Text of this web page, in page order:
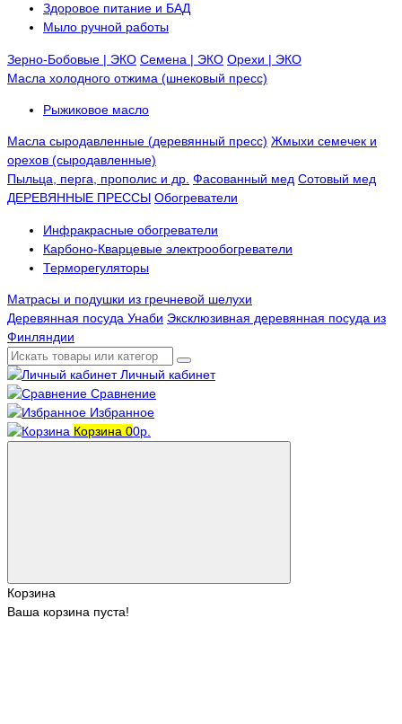
Здоровое питание и БАД
Мыло ручной работы
Зерно-Бобовые | ЭКО Семена | ЭКО Орехи | ЭКО
Масла холодного отжима (шнековый пресс)
Рыжиковое масло
Масла сыродавленные (деревянный пресс) Жмыхи семечек и
орехов (сыродавленные)
Пыльца, перга, прополис и др. Фасованный мед Сотовый мед
ДЕРЕВЯННЫЕ ПРЕССЫ Обогреватели
Инфракрасные обогреватели
Карбоно-Кварцевые электрообогреватели
Терморегуляторы
Матрасы и подушки из гречневой шелухи
Деревянная посуда Унаби Эксклюзивная деревянная посуда из
Финляндии
Личный кабинет
Сравнение
Избранное
Корзина 00р.
Корзина
Ваша корзина пуста!